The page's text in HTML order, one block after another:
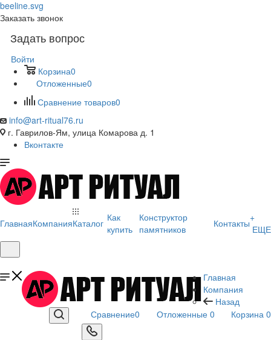
Заказать звонок
Задать вопрос
Войти
Корзина0
Отложенные0
Сравнение товаров0
info@art-ritual76.ru
г. Гаврилов-Ям, улица Комарова д. 1
Вконтакте
ГлавнаяКомпанияКаталог Как
купить
Конструктор
памятников
Контакты+
ЕЩЕ
Сравнение0 Отложенные 0 Корзина 0
Главная
Компания
Назад